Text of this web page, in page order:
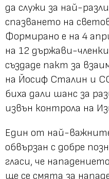
да служи за най-
спазването на
Формирано е на 4
на 12 държави-
създаде пакт за
на Йосиф Сталин и
биха дали шанс за
извън контрола на
Един от най-
обвързан с добре
гласи, че
ще се смята за